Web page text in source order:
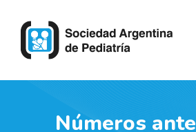
Números